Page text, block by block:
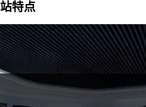
特点